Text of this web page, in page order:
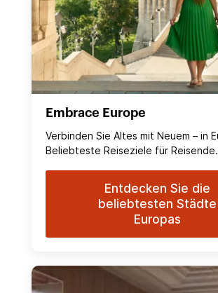
Embrace Europe
Verbinden Sie Altes mit Neuem – in
Beliebteste Reiseziele für Reisende.
Entdecken Sie die
beliebtesten Städte
Europas